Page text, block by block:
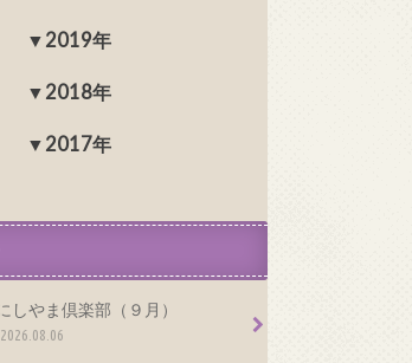
2019年
2018年
2017年
しやま倶楽部（９月）
2026.08.06